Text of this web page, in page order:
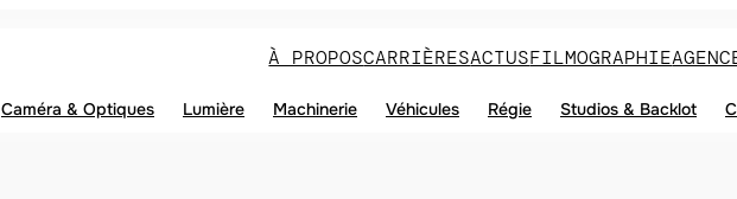
À PROPOSCARRIÈRESACTUSFILMOGRAPHIE
Caméra & Optiques Lumière Machinerie Véhicules Régie Studios & Backlot